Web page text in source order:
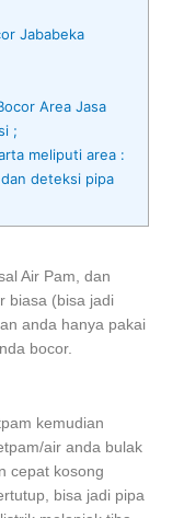
Jababeka
Area Jasa
;
meliputi area :
deteksi pipa
Air Pam, dan
biasa (bisa jadi
anda hanya pakai
bocor.
kemudian
air anda bulak
cepat kosong
bisa jadi pipa